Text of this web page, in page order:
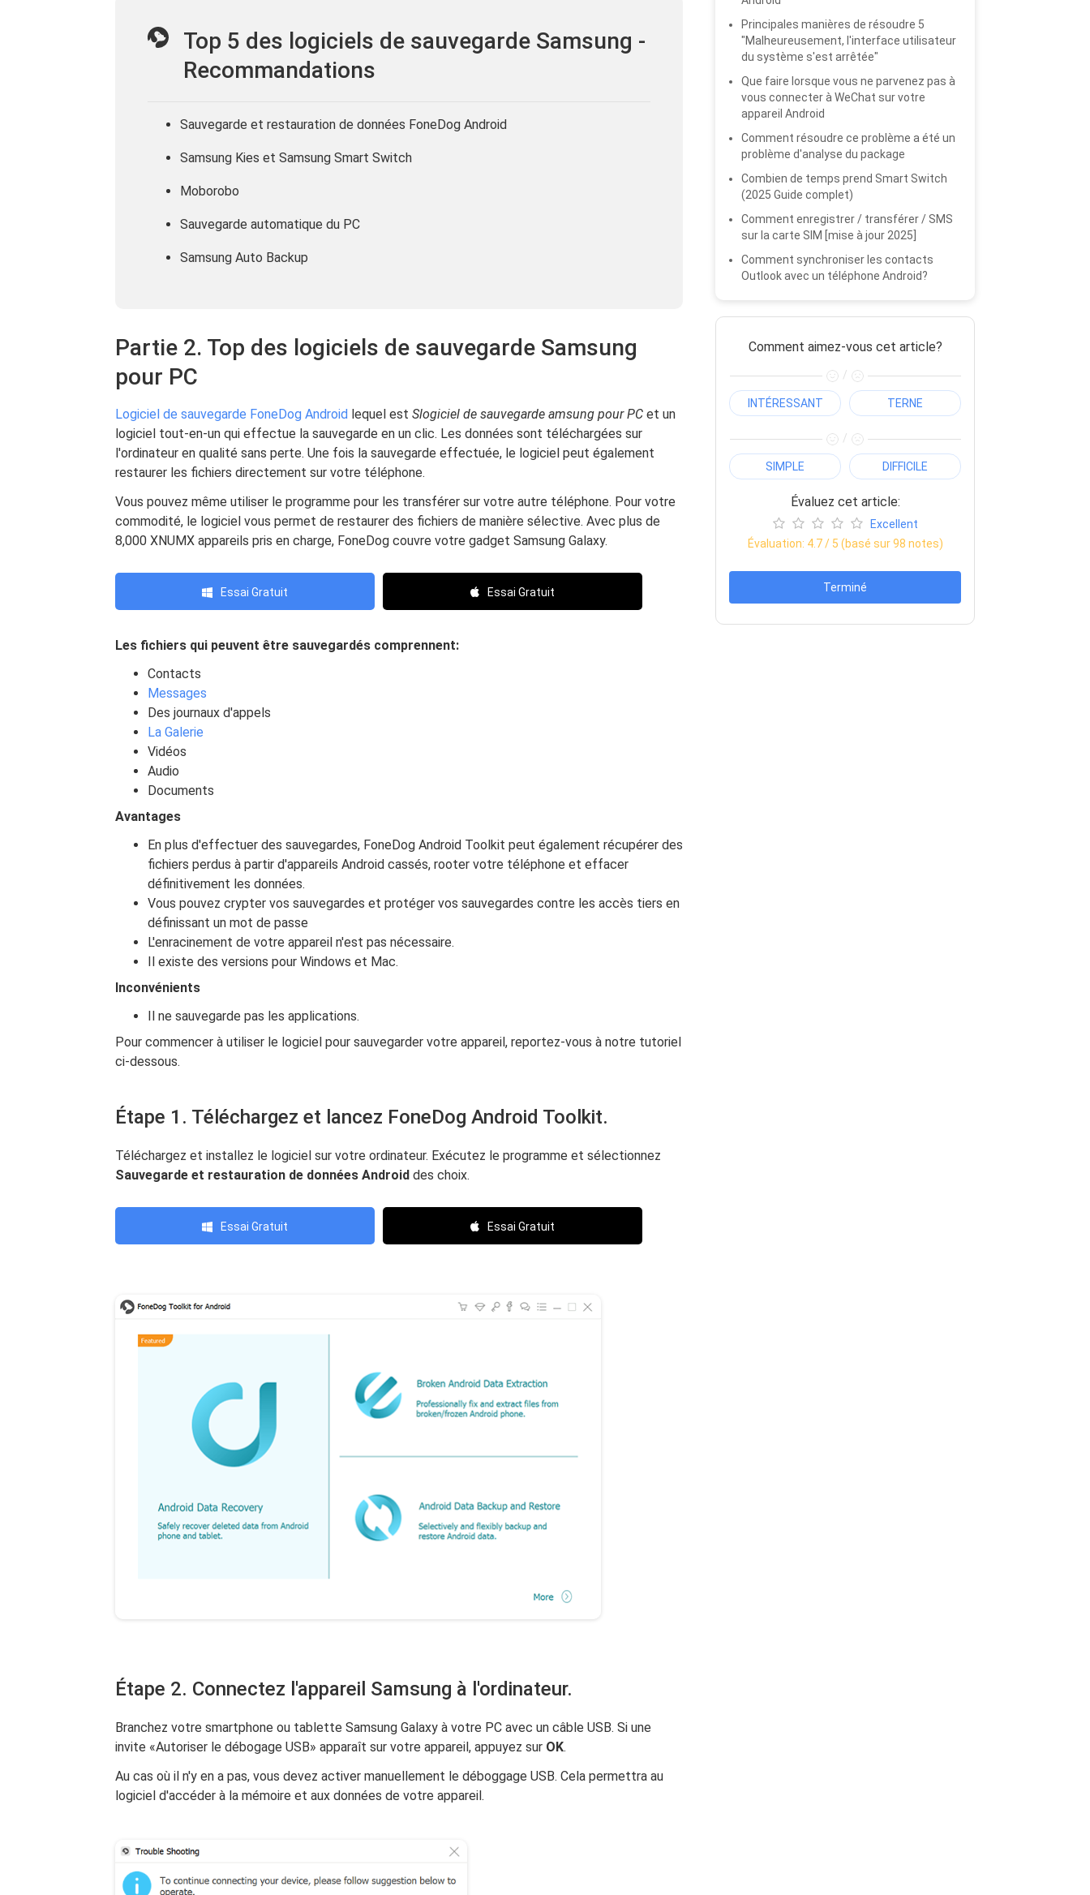
Top 5 des logiciels de sauvegarde Samsung -
Recommandations
Sauvegarde et restauration de données FoneDog Android
Samsung Kies et Samsung Smart Switch
Moborobo
Sauvegarde automatique du PC
Samsung Auto Backup
Partie 2. Top des logiciels de sauvegarde Samsung
pour PC
Logiciel de sauvegarde FoneDog Android lequel est Slogiciel de sauvegarde amsung pour PC et un
logiciel tout-en-un qui effectue la sauvegarde en un clic. Les données sont téléchargées sur
l'ordinateur en qualité sans perte. Une fois la sauvegarde effectuée, le logiciel peut également
restaurer les fichiers directement sur votre téléphone.
Vous pouvez même utiliser le programme pour les transférer sur votre autre téléphone. Pour votre
commodité, le logiciel vous permet de restaurer des fichiers de manière sélective. Avec plus de
8,000 XNUMX appareils pris en charge, FoneDog couvre votre gadget Samsung Galaxy.
Essai Gratuit Essai Gratuit
Les fichiers qui peuvent être sauvegardés comprennent:
Contacts
Messages
Des journaux d'appels
La Galerie
Vidéos
Audio
Documents
Avantages
En plus d'effectuer des sauvegardes, FoneDog Android Toolkit peut également récupérer des
fichiers perdus à partir d'appareils Android cassés, rooter votre téléphone et effacer
définitivement les données.
Vous pouvez crypter vos sauvegardes et protéger vos sauvegardes contre les accès tiers en
définissant un mot de passe
L'enracinement de votre appareil n'est pas nécessaire.
Il existe des versions pour Windows et Mac.
Inconvénients
Il ne sauvegarde pas les applications.
Pour commencer à utiliser le logiciel pour sauvegarder votre appareil, reportez-vous à notre tutoriel
ci-dessous.
Étape 1. Téléchargez et lancez FoneDog Android Toolkit.
Téléchargez et installez le logiciel sur votre ordinateur. Exécutez le programme et sélectionnez
Sauvegarde et restauration de données Android des choix.
Essai Gratuit Essai Gratuit
Étape 2. Connectez l'appareil Samsung à l'ordinateur.
Branchez votre smartphone ou tablette Samsung Galaxy à votre PC avec un câble USB. Si une
invite «Autoriser le débogage USB» apparaît sur votre appareil, appuyez sur OK.
Au cas où il n'y en a pas, vous devez activer manuellement le déboggage USB. Cela permettra au
logiciel d'accéder à la mémoire et aux données de votre appareil.
Principales manières de résoudre 5
"Malheureusement, l'interface utilisateur
du système s'est arrêtée"
Que faire lorsque vous ne parvenez pas à
vous connecter à WeChat sur votre
appareil Android
Comment résoudre ce problème a été un
problème d'analyse du package
Combien de temps prend Smart Switch
(2025 Guide complet)
Comment enregistrer / transférer / SMS
sur la carte SIM [mise à jour 2025]
Comment synchroniser les contacts
Outlook avec un téléphone Android?
Comment aimez-vous cet article?
/
INTÉRESSANT TERNE
/
SIMPLE DIFFICILE
Évaluez cet article:
Excellent
Évaluation: 4.7/ 5 (basé sur98 notes)
Terminé